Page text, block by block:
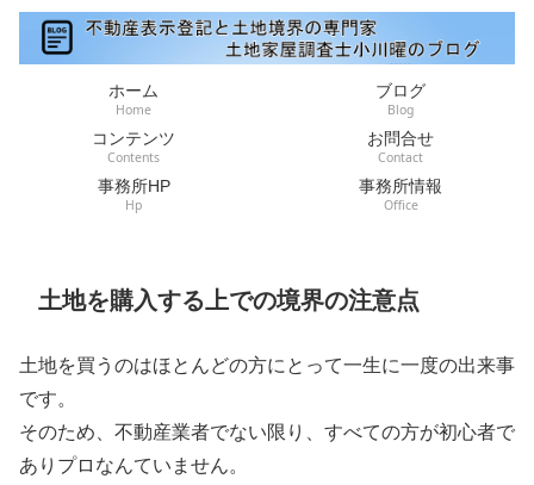
ホーム
Home
ブログ
Blog
コンテンツ
Contents
お問合せ
Contact
事務所HP
Hp
事務所情報
Office
土地を購入する上での境界の注意点
土地を買うのはほとんどの方にとって一生に一度の出来事
です。
そのため、不動産業者でない限り、すべての方が初心者で
ありプロなんていません。